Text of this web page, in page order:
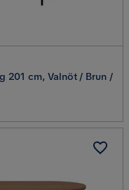
201 cm, Valnöt / Brun /